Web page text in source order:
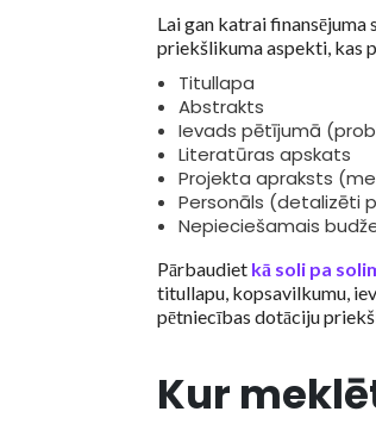
Lai gan katrai
priekšlikuma aspekti, kas
Titullapa
Abstrakts
Ievads pētījumā
Literatūras apskats
Projekta apraksts
Personāls (detalizēti
Nepieciešamais
Pārbaudiet kā soli pa
titullapu, kopsavilkumu,
pētniecības dotāciju
Kur